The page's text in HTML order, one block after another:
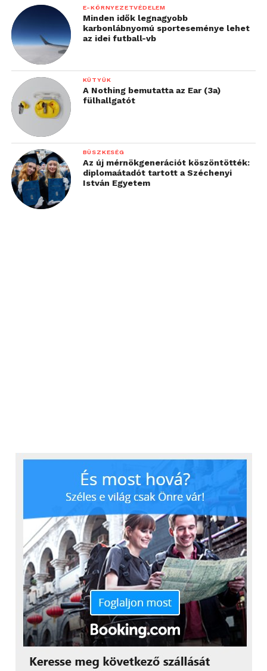
E-KÖRNYEZETVÉDELEM
Minden idők legnagyobb
karbonlábnyomú sporteseménye lehet
az idei futball-vb
KÜTYÜK
A Nothing bemutatta az Ear (3a)
fülhallgatót
BÜSZKESÉG
Az új mérnökgenerációt köszöntötték:
diplomaátadót tartott a Széchenyi
István Egyetem